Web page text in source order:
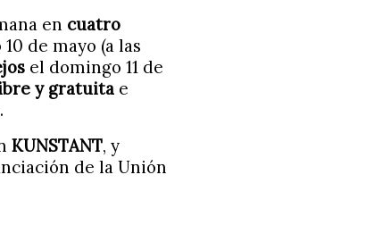
en cuatro
de mayo (a las
el domingo 11 de
y gratuita e
KUNSTANT, y
de la Unión